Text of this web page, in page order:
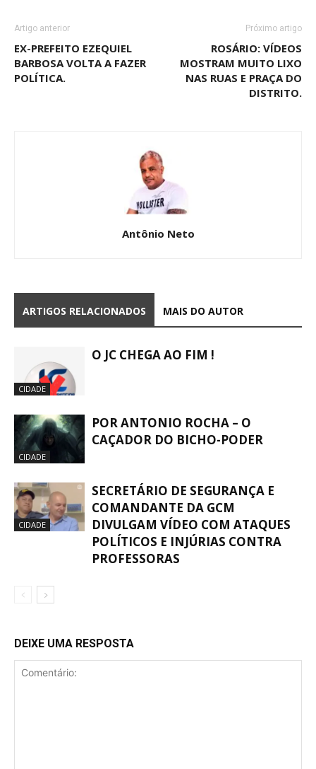
Artigo anterior
EX-PREFEITO EZEQUIEL
BARBOSA VOLTA A FAZER
POLÍTICA.
Próximo artigo
ROSÁRIO: VÍDEOS
MOSTRAM MUITO LIXO
NAS RUAS E PRAÇA DO
DISTRITO.
Antônio Neto
ARTIGOS RELACIONADOS MAIS DO AUTOR
CIDADE
O JC CHEGA AO FIM !
CIDADE
POR ANTONIO ROCHA – O
CAÇADOR DO BICHO-PODER
CIDADE
SECRETÁRIO DE SEGURANÇA E
COMANDANTE DA GCM
DIVULGAM VÍDEO COM ATAQUES
POLÍTICOS E INJÚRIAS CONTRA
PROFESSORAS
DEIXE UMA RESPOSTA